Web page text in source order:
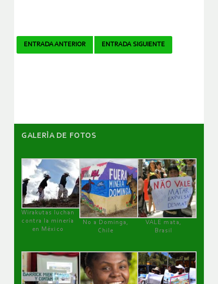
Navegador
ENTRADA ANTERIOR ENTRADA SIGUIENTE
GALERÌA DE FOTOS
Wirakutas luchan
contra la minería
en México
No a Dominga,
Chile
VALE mata,
Brasil